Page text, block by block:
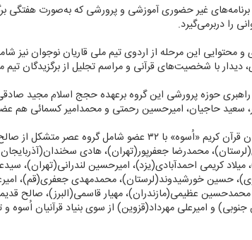
برنامه‌های غیر حضوری آموزشی و پرورشی كه به‌صورت
را دربرمی‌گیرد.
و محتوایی این مرحله از اردوی تیم ملی قاریان نوجوان
دیدار با شخصیت‌های قرآنی و مراسم تجلیل از برگزیدگان
حوزه پرورشی این گروه برعهده حجج اسلام مجید
سعید حاجیان، امیرحسین رحمتی و محمدامیر كسمائی هم
تیم ملی قاریان نوجوان قرآن كریم «اُسوه»
محمدرضا جعفرپور(تهران)، هادی
كریمی ‌احمدآبادی(یزد)، امیرحسین لندرانی(تهران)،
حسین خورشیدوند(لرستان)، محمدمهدی جعفری(قم)،
محمدحسین عظیمی(مازندران)، مهیار قاسمی(البرز)، صالح
و امیرعلی مهرداد(قزوین) از سوی بنیاد قرآنیان